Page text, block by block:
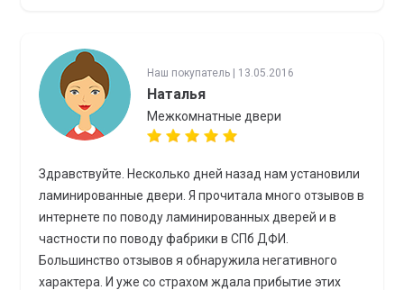
Наш покупатель | 13.05.2016
Наталья
Межкомнатные двери
Здравствуйте. Несколько дней назад нам установили
ламинированные двери. Я прочитала много отзывов в
интернете по поводу ламинированных дверей и в
частности по поводу фабрики в СПб ДФИ.
Большинство отзывов я обнаружила негативного
характера. И уже со страхом ждала прибытие этих